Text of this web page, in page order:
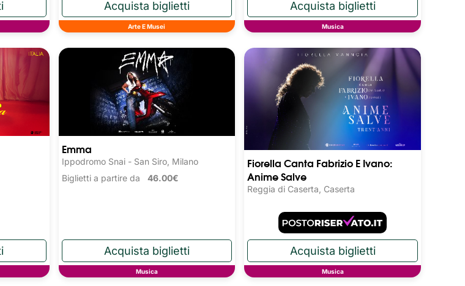
Arte E Musei Musica
Emma
Ippodromo Snai - San Siro, Milano
Biglietti a partire da 46.00€
Musica
Fiorella Canta Fabrizio E Ivano:
Anime Salve
Reggia di Caserta, Caserta
Musica